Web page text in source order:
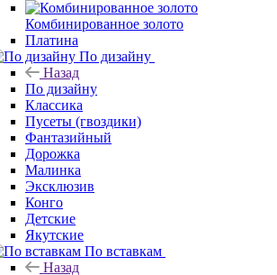
Комбинированное золото
Платина
По дизайну
Назад
По дизайну
Классика
Пусеты (гвоздики)
Фантазийный
Дорожка
Малинка
Эксклюзив
Конго
Детские
Якутские
По вставкам
Назад